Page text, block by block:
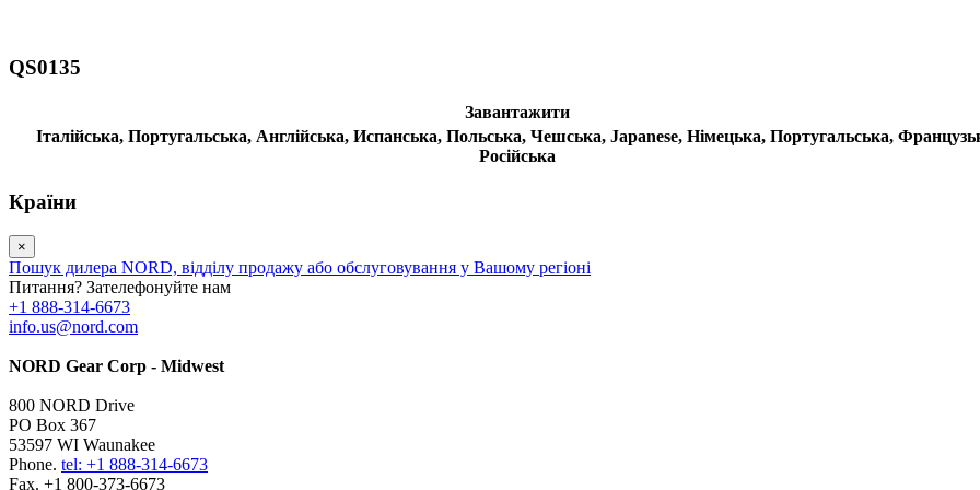
QS0135
Завантажити
Італійська, Португальська, Англійська, Испанська, Польська, Чешська, Japanese, Німецька, Португальська,
Російська
Країни
×
Пошук дилера NORD, відділу продажу або обслуговування у Вашому регіоні
Питання? Зателефонуйте нам
+1 888-314-6673
info.us@nord.com
NORD Gear Corp - Midwest
800 NORD Drive
PO Box 367
53597 WI Waunakee
Phone. tel: +1 888-314-6673
Fax. +1 800-373-6673